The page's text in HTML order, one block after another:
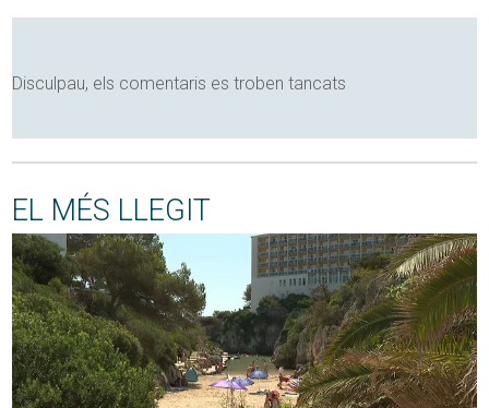
Disculpau, els comentaris es troben tancats
EL MÉS LLEGIT